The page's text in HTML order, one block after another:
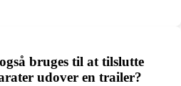
bruges til at tilslutte
udover en trailer?